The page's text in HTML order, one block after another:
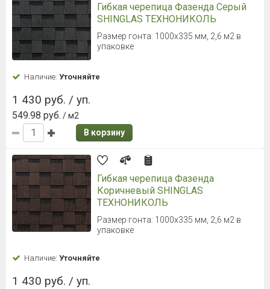
Гибкая черепица Фазенда Серый
SHINGLAS ТЕХНОНИКОЛЬ
Размер гонта: 1000х335 мм, 2,6 м2 в
упаковке
Наличие: Уточняйте
1 430 руб. / уп.
549.98 руб. / м2
В корзину
Гибкая черепица Фазенда
Коричневый SHINGLAS
ТЕХНОНИКОЛЬ
Размер гонта: 1000х335 мм, 2,6 м2 в
упаковке
Наличие: Уточняйте
1 430 руб. / уп.